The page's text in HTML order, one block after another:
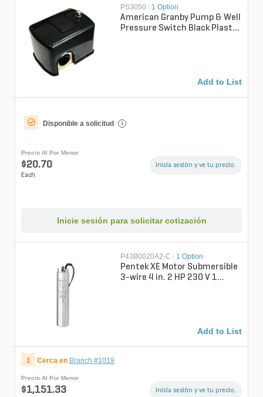
PS3050 1 Option
American Granby Pump & Well
Pressure Switch Black Plastic
Add to List
Disponible a solicitud i
Precio Al Por Menor
$20.70
Each
Inicia sesión y ve tu precio.
Inicie sesión para solicitar cotización
P43B0020A2-C | 1 Option
Pentek XE Motor Submersible
3-wire 4 in. 2 HP 230 V 1
Add to List
1 Cerca en Branch #1019
Precio Al Por Menor
$1,151.33 Inicia sesión y ve tu precio.